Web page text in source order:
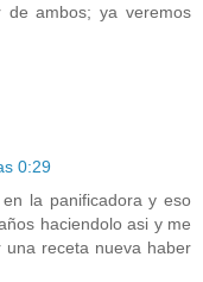
ambos; ya veremos
0:29
la panificadora y eso
haciendolo asi y me
receta nueva haber